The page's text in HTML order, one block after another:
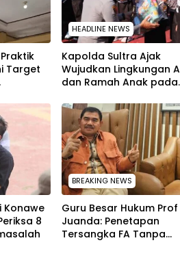
Target
HEADLINE NEWS
Kapolda Sultra Ajak
Wujudkan Lingkungan
dan Ramah Anak pada
Nasional 2026
Konawe
8
BREAKING NEWS
Guru Besar Hukum Prof
Juanda: Penetapan
Tersangka FA Tanpa